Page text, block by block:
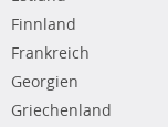
Finnland
Frankreich
Georgien
Griechenland